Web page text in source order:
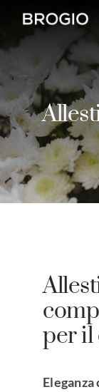
content
per il